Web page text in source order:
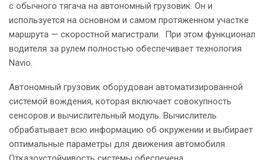
с обычного тягача на автономный грузовик. Он и
используется на основном и самом протяженном участке
маршрута — скоростной магистрали. При этом функционал
водителя за рулем полностью обеспечивает технология
Navio.
Автономный грузовик оборудован автоматизированной
системой вождения, которая включает совокупность
сенсоров и вычислительный модуль. Вычислитель
обрабатывает всю информацию об окружении и выбирает
оптимальные параметры для движения автомобиля.